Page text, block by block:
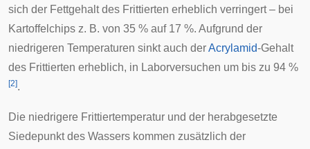
sich der Fettgehalt des Frittierten erheblich verringert – bei
Kartoffelchips z. B. von 35 % auf 17 %. Aufgrund der
niedrigeren Temperaturen sinkt auch derAcrylamid-Gehalt
des Frittierten erheblich, in Laborversuchen um bis zu 94 %
[2].
Die niedrigere Frittiertemperatur und der herabgesetzte
Siedepunkt des Wassers kommen zusätzlich der